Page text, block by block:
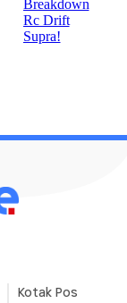
Kotak Pos